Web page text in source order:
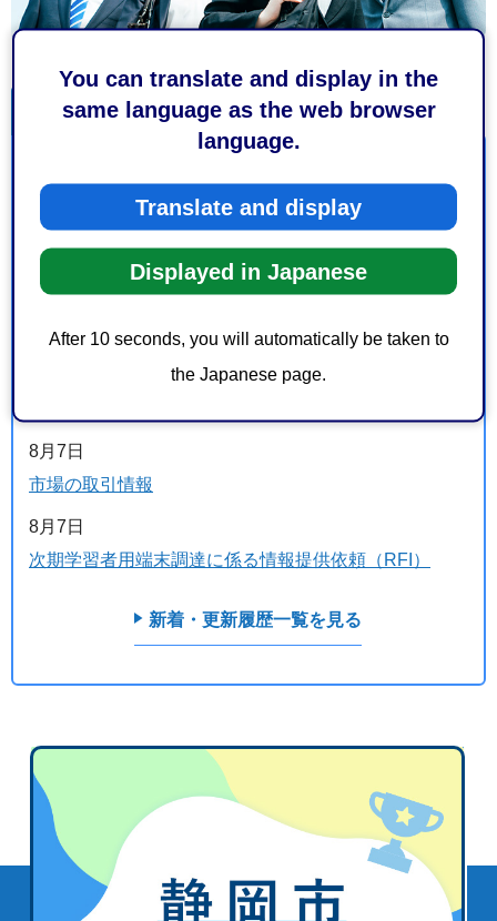
You can translate and display in the
same language as the web browser
language.
Translate and display
Displayed in Japanese
After 10 seconds, you will automatically be taken to
the Japanese page.
新着・更新履歴
消耗品調達システムにかかるサプライヤ登録について
【募集要項（案）の公表】公募型プロポーザル「東静
8月7日
【特定結果の公表】公募型プロポーザル「静岡市児童
8月7日
市場の取引情報
8月7日
次期学習者用端末調達に係る情報提供依頼（RFI）
新着・更新履歴一覧を見る